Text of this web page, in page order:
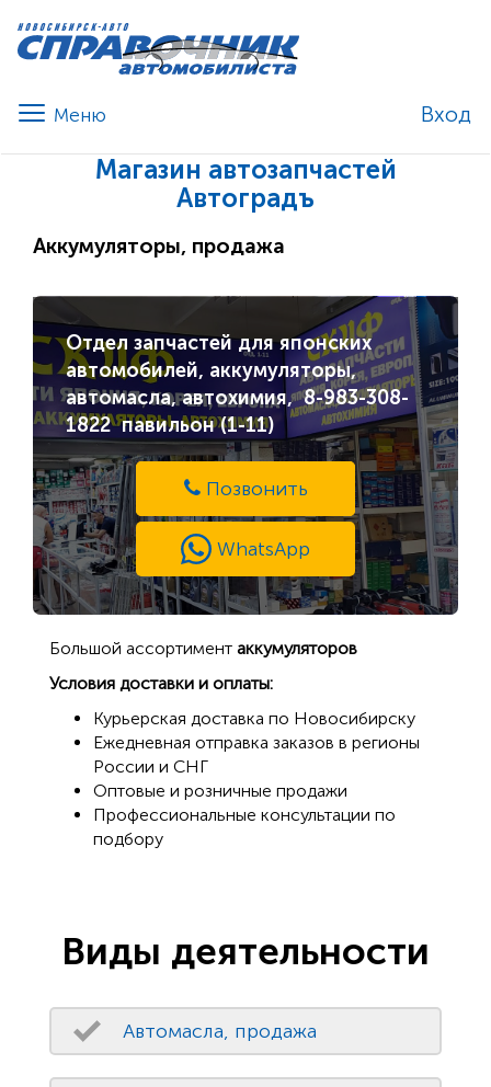
Вход
Магазин автозапчастей
Автоградъ
Аккумуляторы, продажа
Отдел запчастей для японских
автомобилей, аккумуляторы,
автомасла, автохимия, 8-983-308-
1822 павильон (1-11)
Позвонить
WhatsApp
Большой ассортимент аккумуляторов
Условия доставки и оплаты:
Курьерская доставка по Новосибирску
Ежедневная отправка заказов в регионы
России и СНГ
Оптовые и розничные продажи
Профессиональные консультации по
подбору
Виды деятельности
Автомасла, продажа